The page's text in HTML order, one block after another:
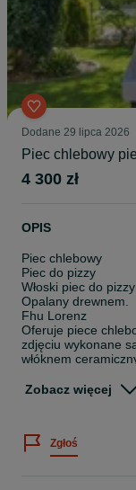
Dodane 29 lipca 2026
Piec chlebowy
4 300 zł
OPIS
Piec chlebowy
Piec do pizzy
Włoski piec do pizzy
Opalany drewnem.
Fhu Lorenz
Oferuje piece
zdjęciu wykonane
włóknem
Termometr 500 c
Zapraszam 78*****76
https://piece-
Zobacz więcej
Zgłoś